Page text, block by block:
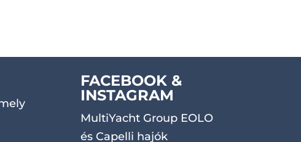
FACEBOOK &
INSTAGRAM
MultiYacht Group EOLO
és Capelli hajók